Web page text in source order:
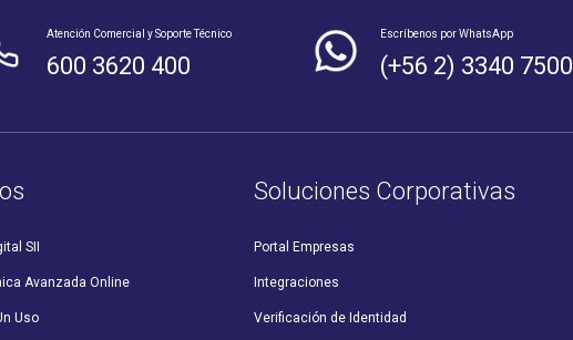
Atención Comercial y Soporte Técnico
600 3620 400
Escríbenos por WhatsApp
(+56 2) 3340 7500
SII
Avanzada Online
Uso
Soluciones Corporativas
Portal Empresas
Integraciones
Verificación de Identidad